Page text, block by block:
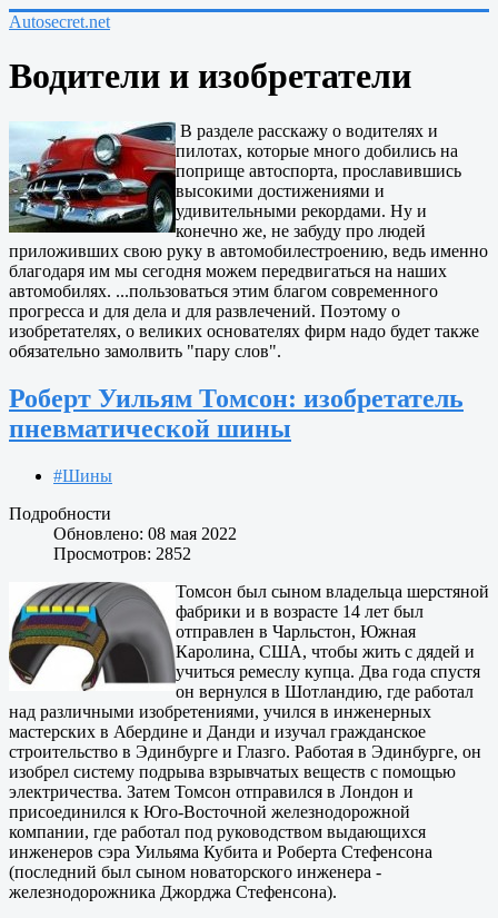
Autosecret.net
Водители и изобретатели
В разделе расскажу о водителях и
пилотах, которые много добились на
поприще автоспорта, прославившись
высокими достижениями и
удивительными рекордами. Ну и
конечно же, не забуду про людей
приложивших свою руку в автомобилестроению, ведь именно
благодаря им мы сегодня можем передвигаться на наших
автомобилях. ...пользоваться этим благом современного
прогресса и для дела и для развлечений. Поэтому о
изобретателях, о великих основателях фирм надо будет также
обязательно замолвить "пару слов".
Роберт Уильям Томсон: изобретатель
пневматической шины
#Шины
Подробности
Обновлено: 08 мая 2022
Просмотров: 2852
Томсон был сыном владельца шерстяной
фабрики и в возрасте 14 лет был
отправлен в Чарльстон, Южная
Каролина, США, чтобы жить с дядей и
учиться ремеслу купца. Два года спустя
он вернулся в Шотландию, где работал
над различными изобретениями, учился в инженерных
мастерских в Абердине и Данди и изучал гражданское
строительство в Эдинбурге и Глазго. Работая в Эдинбурге, он
изобрел систему подрыва взрывчатых веществ с помощью
электричества. Затем Томсон отправился в Лондон и
присоединился к Юго-Восточной железнодорожной
компании, где работал под руководством выдающихся
инженеров сэра Уильяма Кубита и Роберта Стефенсона
(последний был сыном новаторского инженера -
железнодорожника Джорджа Стефенсона).